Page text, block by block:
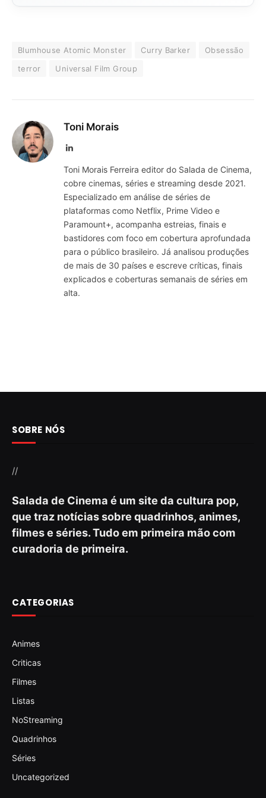
Blumhouse Atomic Monster Curry Barker
Obsessão
terror
Universal Film Group
Toni Morais
LinkedIn
Toni Morais Ferreira editor do Salada de Cinema,
cobre cinemas, séries e streaming desde 2021.
Especializado em análise de séries de
plataformas como Netflix, Prime Video e
Paramount+, acompanha estreias, finais e
bastidores com foco em cobertura aprofundada
para o público brasileiro. Já analisou produções
de mais de 30 países e escreve críticas, finais
explicados e coberturas semanais de séries em
alta.
SOBRE NÓS
//
Salada de Cinema é um site da cultura pop,
que traz notícias sobre quadrinhos, animes,
filmes e séries. Tudo em primeira mão com
curadoria de primeira.
CATEGORIAS
Animes
Criticas
Filmes
Listas
NoStreaming
Quadrinhos
Séries
Uncategorized